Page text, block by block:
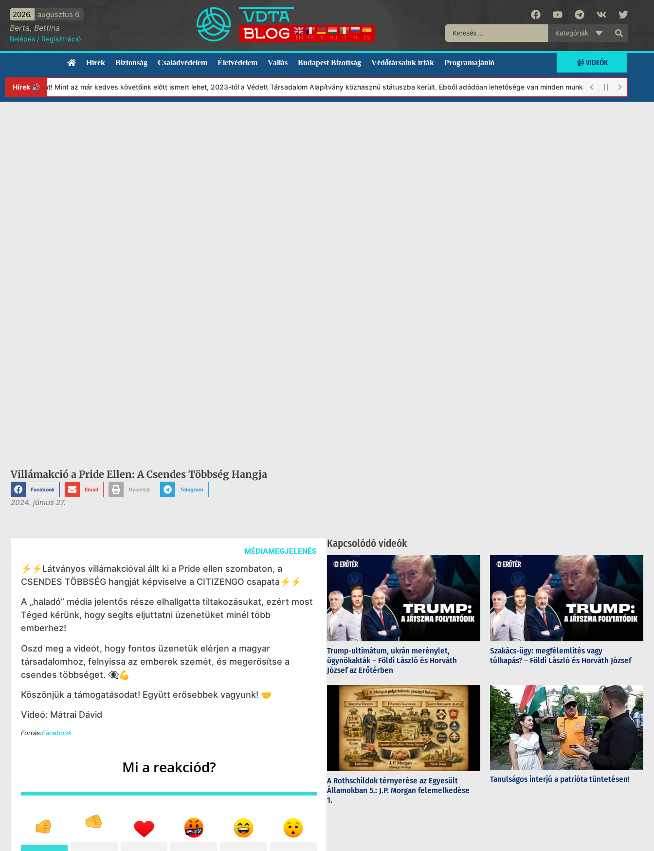
2026. augusztus 6.
Berta, Bettina
Belépés / Regisztráció EN FR DE HU IT RU ES
Kategóriák
Hírek Biztonság Családvédelem Életvédelem Vallás Budapest Bizottság Védőtársaink írták Programajánló 📹 VIDEÓK
Hírek 🔊Mint az már kedves követőink előtt ismert lehet, 2023-tól a Védett Társadalom Alapítvány közhasznú státuszba került. Ebből adódóan lehetősége van minden munkánkat segíteni
Villámakció a Pride Ellen: A Csendes Többség Hangja
Facebook Email Nyomtat Telegram
2024. június 27.
MÉDIAMEGJELENÉS
⚡⚡Látványos villámakcióval állt ki a Pride ellen szombaton, a
CSENDES TÖBBSÉG hangját képviselve a CITIZENGO csapata⚡⚡
A „haladó” média jelentős része elhallgatta tiltakozásukat, ezért most
Téged kérünk, hogy segíts eljuttatni üzenetüket minél több
emberhez!
Oszd meg a videót, hogy fontos üzenetük elérjen a magyar
társadalomhoz, felnyissa az emberek szemét, és megerősítse a
csendes többséget. 👁️‍🗨️💪
Köszönjük a támogatásodat! Együtt erősebbek vagyunk! 🤝
Videó: Mátrai Dávid
Forrás:Facebook
Mi a reakciód?
Kapcsolódó videók
Trump-ultimátum, ukrán merénylet,
ügynökakták – Földi László és Horváth
József az Erőtérben
Szakács-ügy: megfélemlítés vagy
túlkapás? – Földi László és Horváth József
A Rothschildok térnyerése az Egyesült
Államokban 5.: J.P. Morgan felemelkedése
1.
Tanulságos interjú a patrióta tüntetésen!